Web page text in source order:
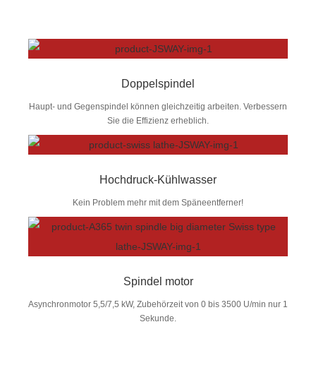
Doppelspindel
Haupt- und Gegenspindel können gleichzeitig arbeiten. Verbessern
Sie die Effizienz erheblich.
Hochdruck-Kühlwasser
Kein Problem mehr mit dem Späneentferner!
Spindel motor
Asynchronmotor 5,5/7,5 kW, Zubehörzeit von 0 bis 3500 U/min nur 1
Sekunde.